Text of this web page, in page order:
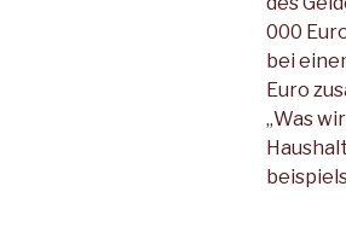
000
bei
Euro
„Was